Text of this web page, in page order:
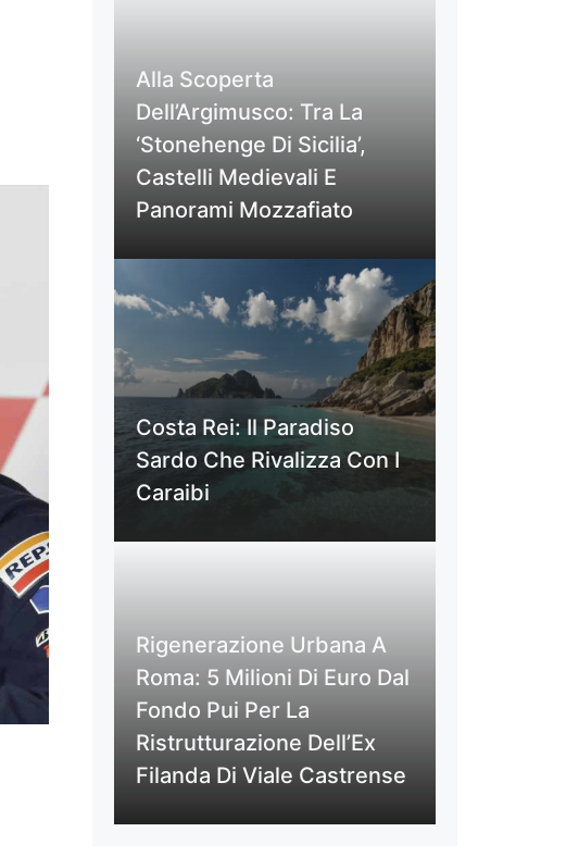
Alla Scoperta
Dell’Argimusco: Tra La
‘Stonehenge Di Sicilia’,
Castelli Medievali E
Panorami Mozzafiato
Costa Rei: Il Paradiso
Sardo Che Rivalizza Con I
Caraibi
Rigenerazione Urbana A
Roma: 5 Milioni Di Euro Dal
Fondo Pui Per La
Ristrutturazione Dell’Ex
Filanda Di Viale Castrense